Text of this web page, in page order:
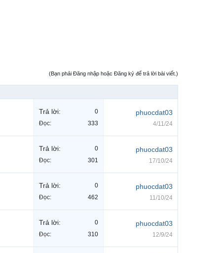
(Bạn phải Đăng nhập hoặc Đăng ký để trả lời bài viết.)
Trả lời:
0
Đọc:
333
phuocdat03
4/11/24
Trả lời:
0
Đọc:
301
phuocdat03
17/10/24
Trả lời:
0
Đọc:
462
phuocdat03
11/10/24
Trả lời:
0
Đọc:
310
phuocdat03
12/9/24